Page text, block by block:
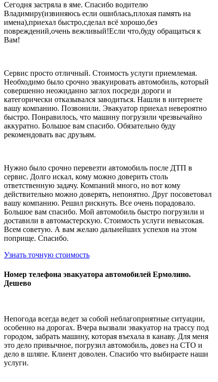
Сегодня застряла в яме. Спасибо водителю
Владимиру(извиняюсь если ошиблась,плохая память на
имена),приехал быстро,сделал всё хорошо,без
повреждений,очень вежливый!Если что,буду обращаться к
Вам!
Сервис просто отличный. Стоимость услуги приемлемая.
Необходимо было срочно эвакуировать автомобиль, который
совершенно неожиданно заглох посреди дороги и
категорически отказывался заводиться. Нашли в интернете
вашу компанию. Позвонили. Эвакуатор приехал невероятно
быстро. Понравилось, что машину погрузили чрезвычайно
аккуратно. Большое вам спасибо. Обязательно буду
рекомендовать вас друзьям.
Нужно было срочно перевезти автомобиль после ДТП в
сервис. Долго искал, кому можно доверить столь
ответственную задачу. Компаний много, но вот кому
действительно можно доверять, непонятно. Друг посоветовал
вашу компанию. Решил рискнуть. Все очень порадовало.
Большое вам спасибо. Мой автомобиль быстро погрузили и
доставили в автомастерскую. Стоимость услуги невысокая.
Всем советую. А вам желаю дальнейших успехов на этом
поприще. Спасибо.
Узнать точную стоимость
Номер телефона эвакуатора автомобилей Ермолино.
Дешево
Непогода всегда ведет за собой неблагоприятные ситуации,
особенно на дорогах. Вчера вызвали эвакуатор на трассу под
городом, забрать машину, которая въехала в канаву. Для меня
это дело привычное, погрузил автомобиль, довез на СТО и
дело в шляпе. Клиент доволен. Спасибо что выбираете наши
услуги.